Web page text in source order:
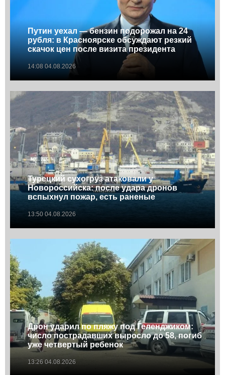
Путин уехал — бензин подорожал на 24
рубля: в Красноярске обсуждают резкий
скачок цен после визита президента
14:08 04.08.2026
Турецкий сухогруз атаковали у
Новороссийска: после удара дронов
вспыхнул пожар, есть раненые
13:50 04.08.2026
Дрон ударил по пляжу под Геленджиком:
число пострадавших выросло до 58, погиб
уже четвертый ребенок
13:26 04.08.2026